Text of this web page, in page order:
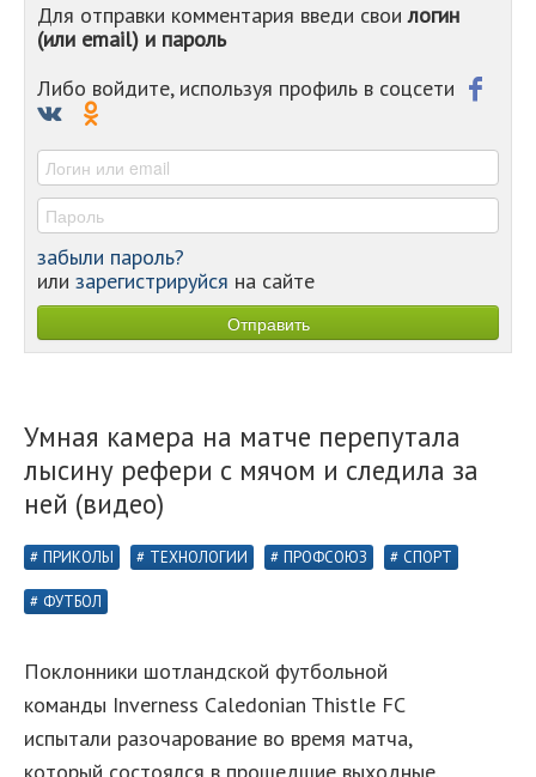
-
-
Для отправки комментария введи своилогин
(или email) и пароль
Либо войдите, используя профиль в соцсети
забыли пароль?
или зарегистрируйся на сайте
Умная камера на матче перепутала
лысину рефери с мячом и следила за
ней (видео)
ПРИКОЛЫ ТЕХНОЛОГИИ ПРОФСОЮЗ СПОРТ
ФУТБОЛ
Поклонники шотландской футбольной
команды Inverness Caledonian Thistle FC
испытали разочарование во время матча,